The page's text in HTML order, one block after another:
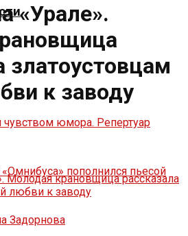
«Урале».
златоустовцам
к заводу